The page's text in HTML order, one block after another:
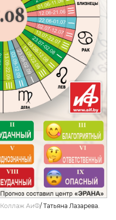
Коллаж АиФ/Татьяна Лазарева.